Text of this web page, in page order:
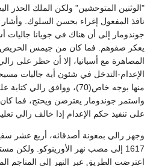
"الوثنين المتوحشين" ولكن الملك الحذر
نافذ المفعول إغراء بحسن السلوك. وأشار
جوندومار إلى أن هناك في جويانا جاليات
يعكر صفوهم. فما كان من جيمس الحريص
المصاهرة مع أسبانيا، إلا أن حظر على
الإعدام-التدخل في شئون أية جاليات
واستمر جوندومار يعترضن ويحتج، فما
على تنفيذ حكم الإعدام إذا خالف رالي
1617 إلى مصب نهر الأورينوكو. ولكن
اعترضت الطريق عبر النهر إلى المناجم